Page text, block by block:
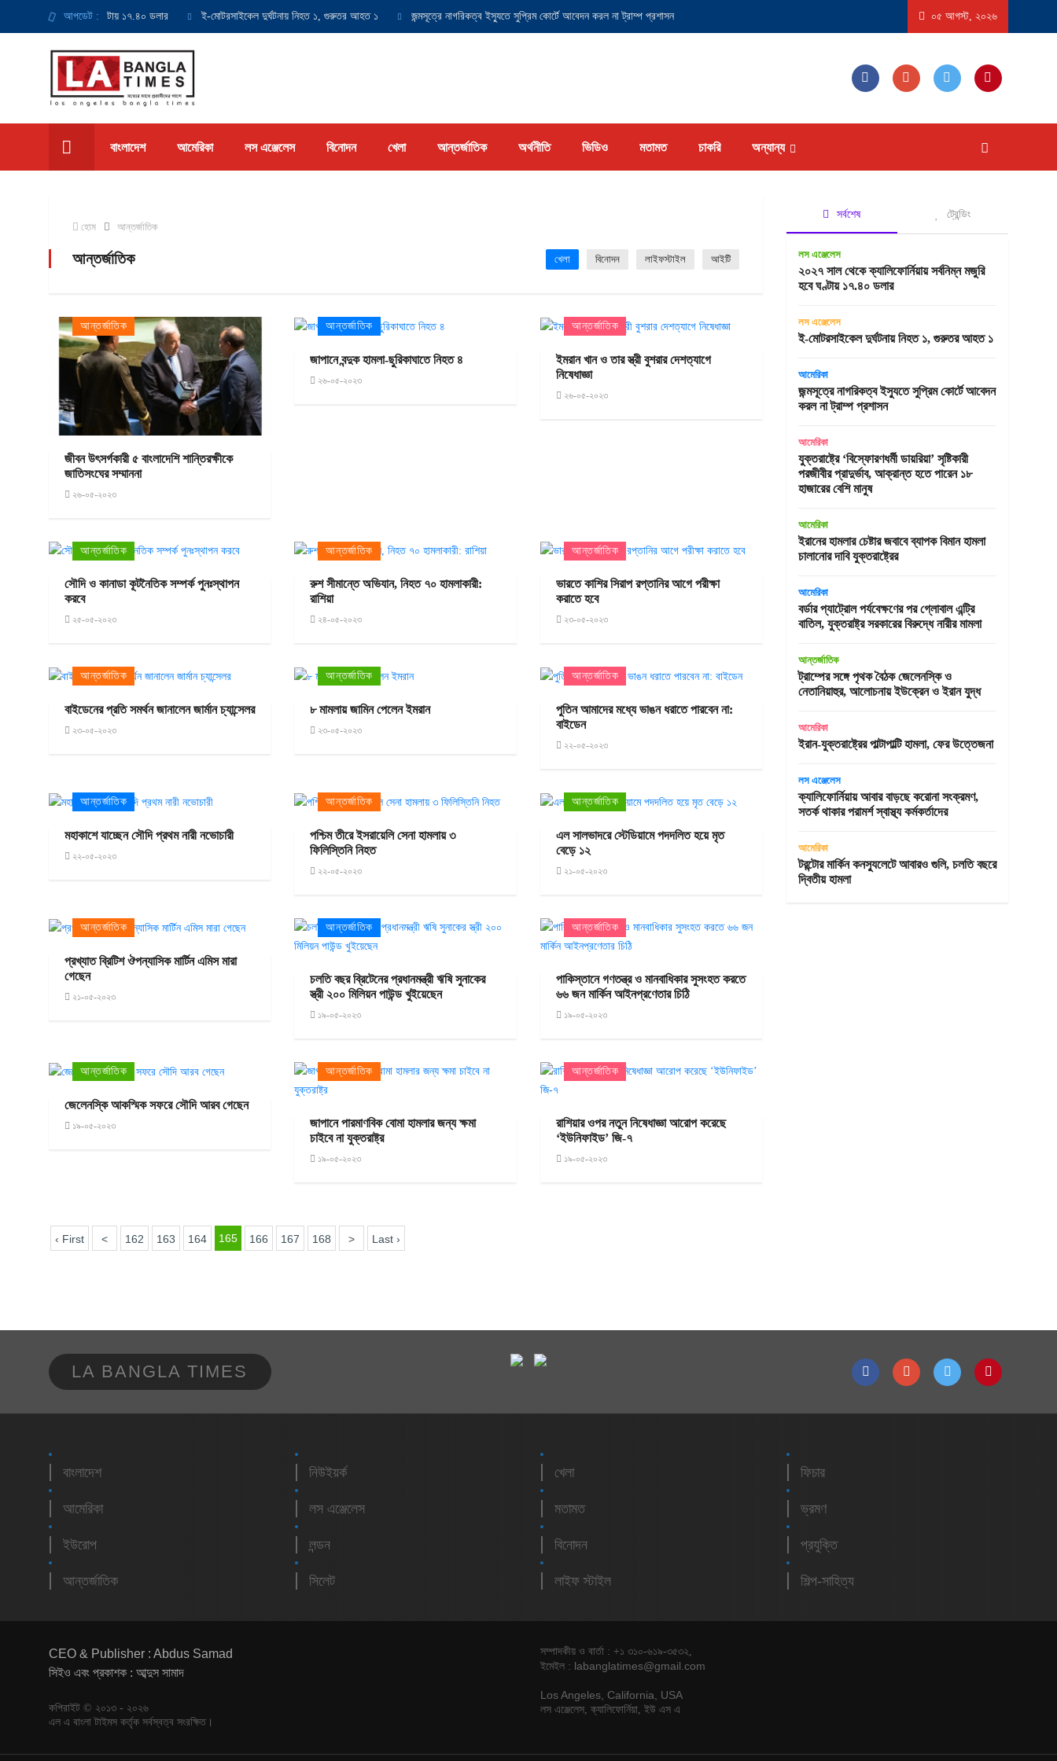
আপডেট :
সর্বনিম্ন মজুরি হবে ঘণ্টায় ১৭.৪০ ডলার ই-মোটরসাইকেল দুর্ঘটনায় নিহত ১, গুরুতর আহত ১ জন্মসূত্রে নাগরিকত্ব ইস্যুতে সুপ্রিম কোর্টে আবেদন করল না ট্রাম্প প্রশাসন যুক্তরাষ্ট্রে ‘বিস্ফোরণধর্মী ডায়রিয়া’ সৃষ্টিকারী পরজীবীর প্রাদুর্ভাব, আক্রান্ত হতে পারেন ১৮ হাজারের
০৫ আগস্ট, ২০২৬
বাংলাদেশ আমেরিকা লস এঞ্জেলেস বিনোদন খেলা আন্তর্জাতিক অর্থনীতি ভিডিও মতামত চাকরি অন্যান্য
হোম আন্তর্জাতিক
আন্তর্জাতিক খেলা বিনোদন লাইফস্টাইল আইটি
আন্তর্জাতিক
জীবন উৎসর্গকারী ৫ বাংলাদেশি শান্তিরক্ষীকে
জাতিসংঘের সম্মাননা
২৬-০৫-২০২৩
আন্তর্জাতিক
জাপানে বন্দুক হামলা-ছুরিকাঘাতে নিহত ৪
২৬-০৫-২০২৩
আন্তর্জাতিক
ইমরান খান ও তার স্ত্রী বুশরার দেশত্যাগে
নিষেধাজ্ঞা
২৬-০৫-২০২৩
আন্তর্জাতিক
সৌদি ও কানাডা কূটনৈতিক সম্পর্ক পুনঃস্থাপন
করবে
২৫-০৫-২০২৩
আন্তর্জাতিক
রুশ সীমান্তে অভিযান, নিহত ৭০ হামলাকারী:
রাশিয়া
২৪-০৫-২০২৩
আন্তর্জাতিক
ভারতে কাশির সিরাপ রপ্তানির আগে পরীক্ষা
করাতে হবে
২৩-০৫-২০২৩
আন্তর্জাতিক
বাইডেনের প্রতি সমর্থন জানালেন জার্মান চ্যান্সেলর
২৩-০৫-২০২৩
আন্তর্জাতিক
৮ মামলায় জামিন পেলেন ইমরান
২৩-০৫-২০২৩
আন্তর্জাতিক
পুতিন আমাদের মধ্যে ভাঙন ধরাতে পারবেন না:
বাইডেন
২২-০৫-২০২৩
আন্তর্জাতিক
মহাকাশে যাচ্ছেন সৌদি প্রথম নারী নভোচারী
২২-০৫-২০২৩
আন্তর্জাতিক
পশ্চিম তীরে ইসরায়েলি সেনা হামলায় ৩
ফিলিস্তিনি নিহত
২২-০৫-২০২৩
আন্তর্জাতিক
এল সালভাদরে স্টেডিয়ামে পদদলিত হয়ে মৃত
বেড়ে ১২
২১-০৫-২০২৩
আন্তর্জাতিক
প্রখ্যাত ব্রিটিশ ঔপন্যাসিক মার্টিন এমিস মারা
গেছেন
২১-০৫-২০২৩
আন্তর্জাতিক
চলতি বছর ব্রিটেনের প্রধানমন্ত্রী ঋষি সুনাকের
স্ত্রী ২০০ মিলিয়ন পাউন্ড খুইয়েছেন
১৯-০৫-২০২৩
আন্তর্জাতিক
পাকিস্তানে গণতন্ত্র ও মানবাধিকার সুসংহত করতে
৬৬ জন মার্কিন আইনপ্রণেতার চিঠি
১৯-০৫-২০২৩
আন্তর্জাতিক
জেলেনস্কি আকস্মিক সফরে সৌদি আরব গেছেন
১৯-০৫-২০২৩
আন্তর্জাতিক
জাপানে পারমাণবিক বোমা হামলার জন্য ক্ষমা
চাইবে না যুক্তরাষ্ট্র
১৯-০৫-২০২৩
আন্তর্জাতিক
রাশিয়ার ওপর নতুন নিষেধাজ্ঞা আরোপ করেছে
‘ইউনিফাইড’ জি-৭
১৯-০৫-২০২৩
‹ First < 162 163 164 165 166 167 168 > Last ›
সর্বশেষ ট্রেন্ডিং
লস এঞ্জেলেস
২০২৭ সাল থেকে ক্যালিফোর্নিয়ায় সর্বনিম্ন মজুরি
হবে ঘণ্টায় ১৭.৪০ ডলার
লস এঞ্জেলেস
ই-মোটরসাইকেল দুর্ঘটনায় নিহত ১, গুরুতর আহত ১
আমেরিকা
জন্মসূত্রে নাগরিকত্ব ইস্যুতে সুপ্রিম কোর্টে আবেদন
করল না ট্রাম্প প্রশাসন
আমেরিকা
যুক্তরাষ্ট্রে ‘বিস্ফোরণধর্মী ডায়রিয়া’ সৃষ্টিকারী
পরজীবীর প্রাদুর্ভাব, আক্রান্ত হতে পারেন ১৮
হাজারের বেশি মানুষ
আমেরিকা
ইরানের হামলার চেষ্টার জবাবে ব্যাপক বিমান হামলা
চালানোর দাবি যুক্তরাষ্ট্রের
আমেরিকা
বর্ডার প্যাট্রোল পর্যবেক্ষণের পর গ্লোবাল এন্ট্রি
বাতিল, যুক্তরাষ্ট্র সরকারের বিরুদ্ধে নারীর মামলা
আন্তর্জাতিক
ট্রাম্পের সঙ্গে পৃথক বৈঠক জেলেনস্কি ও
নেতানিয়াহুর, আলোচনায় ইউক্রেন ও ইরান যুদ্ধ
আমেরিকা
ইরান-যুক্তরাষ্ট্রের পাল্টাপাল্টি হামলা, ফের উত্তেজনা
লস এঞ্জেলেস
ক্যালিফোর্নিয়ায় আবার বাড়ছে করোনা সংক্রমণ,
সতর্ক থাকার পরামর্শ স্বাস্থ্য কর্মকর্তাদের
আমেরিকা
টরন্টোর মার্কিন কনস্যুলেটে আবারও গুলি, চলতি বছরে
দ্বিতীয় হামলা
LA BANGLA TIMES
বাংলাদেশ
আমেরিকা
ইউরোপ
আন্তর্জাতিক
নিউইয়র্ক
লস এঞ্জেলেস
লন্ডন
সিলেট
খেলা
মতামত
বিনোদন
লাইফ স্টাইল
ফিচার
ভ্রমণ
প্রযুক্তি
শিল্প-সাহিত্য
CEO & Publisher : Abdus Samad
সিইও এবং প্রকাশক : আব্দুস সামাদ
কপিরাইট © ২০১৩ - ২০২৬
এল এ বাংলা টাইমস কর্তৃক সর্বস্বত্ব সংরক্ষিত।
সম্পাদকীয় ও বার্তা : +১ ৩১০-৬১৯-৩৫৩২,
ইমেইল : labanglatimes@gmail.com
Los Angeles, California, USA
লস এঞ্জেলেস, ক্যালিফোর্নিয়া, ইউ এস এ